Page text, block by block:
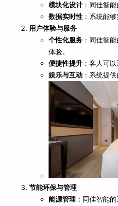
模块化设计 ：同佳智
数据实时性 ：系统能
用户体验与服务
个性化服务 ：同佳智
体验。
便捷性提升 ：客人可
娱乐与互动 ：系统提
节能环保与管理
能源管理 ：同佳智能